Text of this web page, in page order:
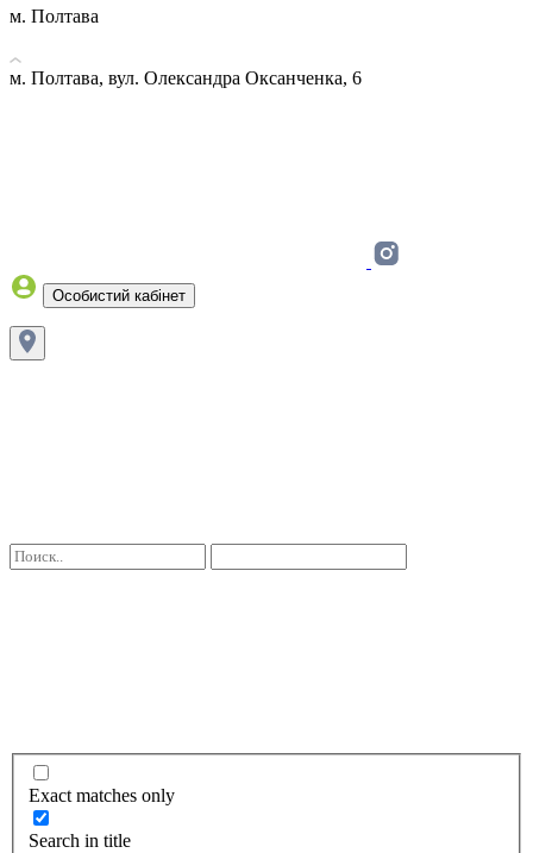
м. Полтава
м. Полтава, вул. Олександра Оксанченка, 6
Особистий кабінет
Exact matches only
Search in title